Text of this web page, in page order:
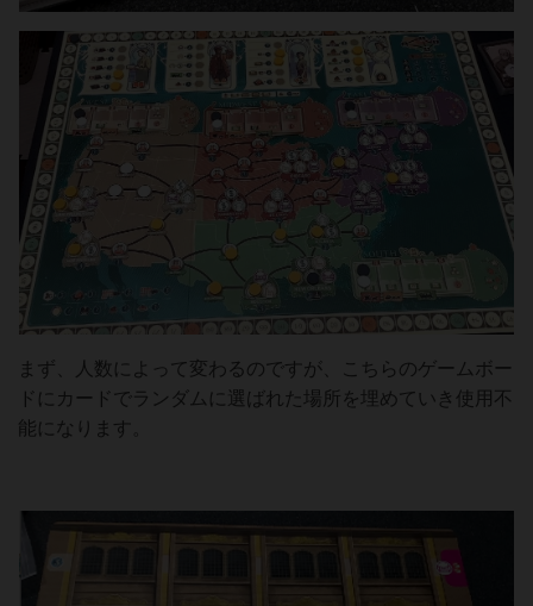
まず、人数によって変わるのですが、こちらのゲームボー
ドにカードでランダムに選ばれた場所を埋めていき使用不
能になります。